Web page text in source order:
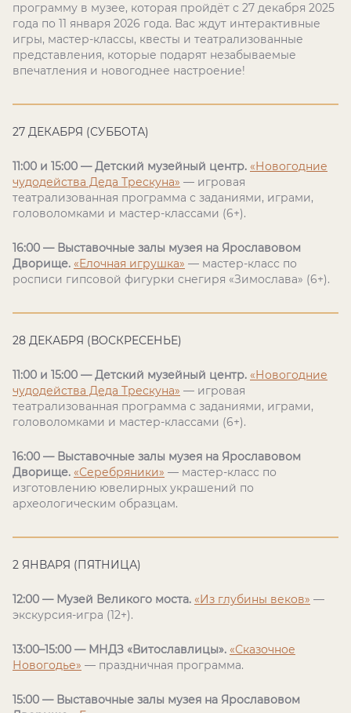
программу в музее, которая пройдёт с 27 декабря 2025
года по 11 января 2026 года. Вас ждут интерактивные
игры, мастер-классы, квесты и театрализованные
представления, которые подарят незабываемые
впечатления и новогоднее настроение!
27 ДЕКАБРЯ (СУББОТА)
11:00 и 15:00 — Детский музейный центр. «Новогодние
чудодейства Деда Трескуна» — игровая
театрализованная программа с заданиями, играми,
головоломками и мастер-классами (6+).
16:00 — Выставочные залы музея на Ярославовом
Дворище. «Елочная игрушка» — мастер-класс по
росписи гипсовой фигурки снегиря «Зимослава» (6+).
28 ДЕКАБРЯ (ВОСКРЕСЕНЬЕ)
11:00 и 15:00 — Детский музейный центр. «Новогодние
чудодейства Деда Трескуна» — игровая
театрализованная программа с заданиями, играми,
головоломками и мастер-классами (6+).
16:00 — Выставочные залы музея на Ярославовом
Дворище. «Серебряники» — мастер-класс по
изготовлению ювелирных украшений по
археологическим образцам.
2 ЯНВАРЯ (ПЯТНИЦА)
12:00 — Музей Великого моста. «Из глубины веков» —
экскурсия-игра (12+).
13:00–15:00 — МНДЗ «Витославлицы». «Сказочное
Новогодье» — праздничная программа.
15:00 — Выставочные залы музея на Ярославовом